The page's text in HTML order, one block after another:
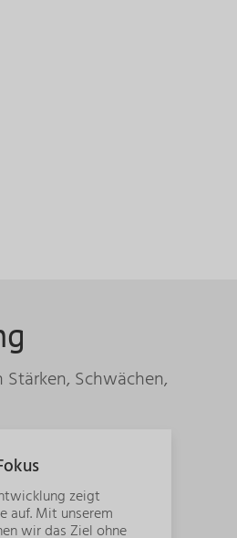
Schwächen,
zeigt
auf.Mit unserem
wir das Ziel ohne